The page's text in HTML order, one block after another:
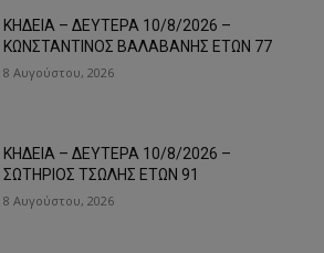
ΚΗΔΕΙΑ – ΔΕΥΤΕΡΑ 10/8/2026 –
ΚΩΝΣΤΑΝΤΙΝΟΣ ΒΑΛΑΒΑΝΗΣ ΕΤΩΝ 77
8 Αυγούστου, 2026
ΚΗΔΕΙΑ – ΔΕΥΤΕΡΑ 10/8/2026 –
ΣΩΤΗΡΙΟΣ ΤΣΩΛΗΣ ΕΤΩΝ 91
8 Αυγούστου, 2026